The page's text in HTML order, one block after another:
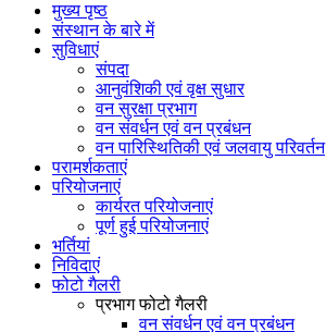
मुख्य पृष्ठ
संस्थान के बारे में
सुविधाएं
संपदा
आनुवंशिकी एवं वृक्ष सुधार
वन सुरक्षा प्रभाग
वन संवर्धन एवं वन प्रबंधन
वन पारिस्थितिकी एवं जलवायु परिवर्तन
परामर्शकताएं
परियोजनाएं
कार्यरत परियोजनाएं
पूर्ण हुई परियोजनाएं
भर्तियां
निविदाएं
फोटो गैलरी
प्रभाग फोटो गैलरी
वन संवर्धन एवं वन प्रबंधन